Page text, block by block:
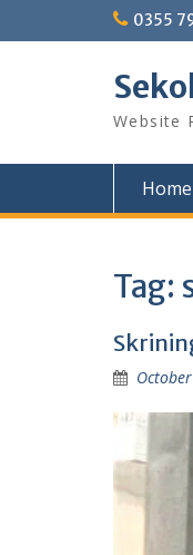
0355
Website
Home
Tag: